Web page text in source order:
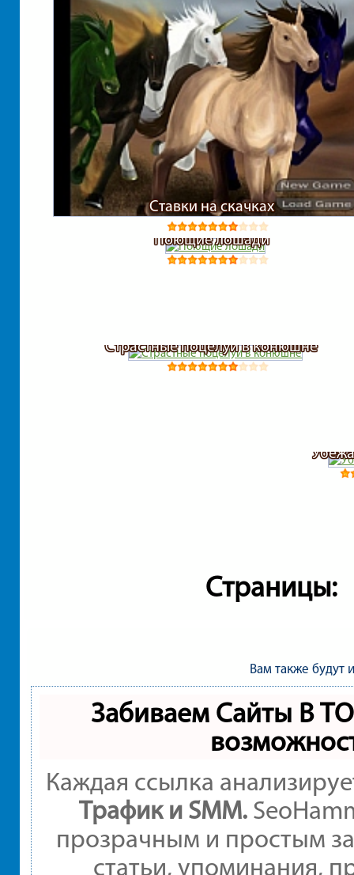
Ставки на скачках
Поющие лошади
Страстные поцелуи в конюшне
Страницы:
Вам также будут
Забиваем Сайты В
Каждая ссылка
Трафик и SMM.
прозрачным и простым
статьи, упоминания,